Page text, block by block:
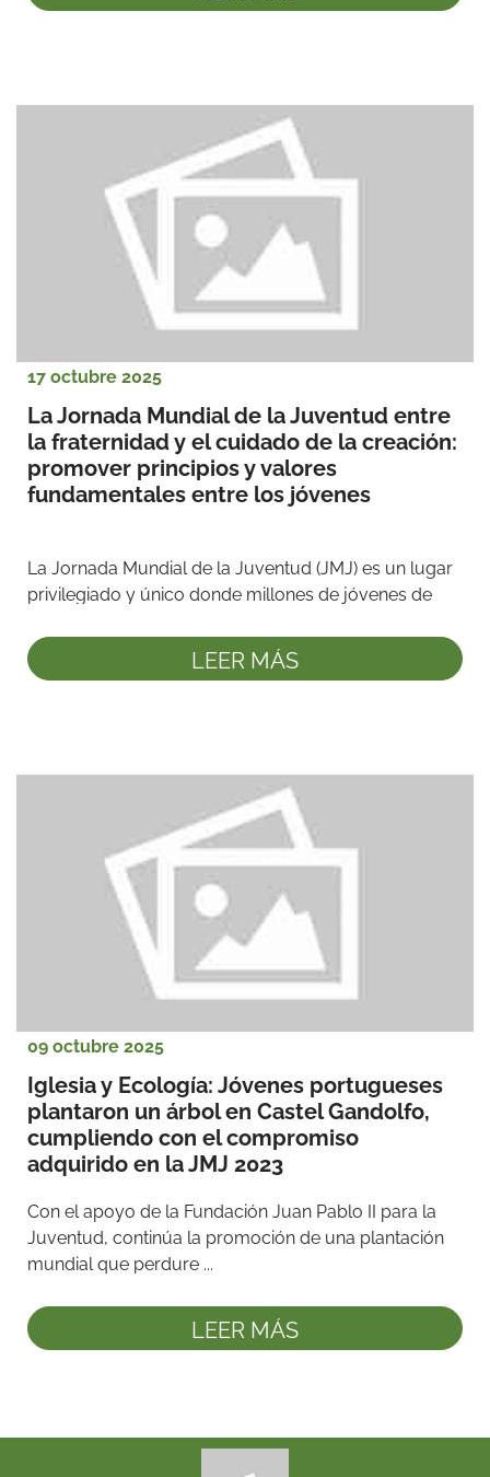
17 octubre 2025
La Jornada Mundial de la Juventud entre
la fraternidad y el cuidado de la creación:
promover principios y valores
fundamentales entre los jóvenes
La Jornada Mundial de la Juventud (JMJ) es un lugar
privilegiado y único donde millones de jóvenes de
LEER MÁS
09 octubre 2025
Iglesia y Ecología: Jóvenes portugueses
plantaron un árbol en Castel Gandolfo,
cumpliendo con el compromiso
adquirido en la JMJ 2023
Con el apoyo de la Fundación Juan Pablo II para la
Juventud, continúa la promoción de una plantación
mundial que perdure ...
LEER MÁS